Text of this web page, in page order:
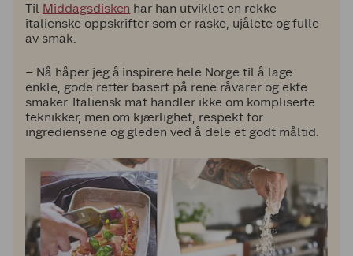
Til Middagsdisken har han utviklet en rekke
italienske oppskrifter som er raske, ujålete og fulle
av smak.
– Nå håper jeg å inspirere hele Norge til å lage
enkle, gode retter basert på rene råvarer og ekte
smaker. Italiensk mat handler ikke om kompliserte
teknikker, men om kjærlighet, respekt for
ingrediensene og gleden ved å dele et godt måltid.